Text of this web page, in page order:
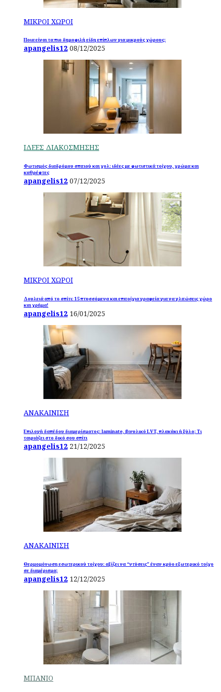
ΜΙΚΡΟΙ ΧΩΡΟΙ
Ποια είναι τα πιο δημοφιλή είδη επίπλων για μικρούς χώρους;
apangelis12 08/12/2025
ΙΔΕΕΣ ΔΙΑΚΟΣΜΗΣΗΣ
Φωτισμός διαδρόμου σπιτιού και χολ: ιδέες με φωτιστικά τοίχου, χρώμα και
καθρέφτες
apangelis12 07/12/2025
ΜΙΚΡΟΙ ΧΩΡΟΙ
Δουλειά από το σπίτι: 15 πτυσσόμενα και επιτοίχια γραφεία για να γλιτώσεις χώρο
και χρήμα!
apangelis12 16/01/2025
ΑΝΑΚΑΙΝΙΣΗ
Επιλογή δαπέδου διαμερίσματος: laminate, βινυλικό LVT, πλακάκι ή ξύλο; Τι
ταιριάζει στο δικό σου σπίτι
apangelis12 21/12/2025
ΑΝΑΚΑΙΝΙΣΗ
Θερμομόνωση εσωτερικού τοίχου: αξίζει να “ντύσεις” έναν κρύο εξωτερικό τοίχο
σε διαμέρισμα;
apangelis12 12/12/2025
ΜΠΑΝΙΟ